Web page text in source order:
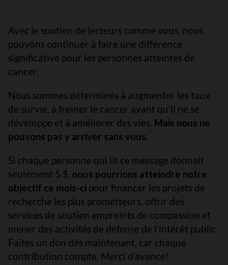
Avec le soutien de lecteurs comme vous, nous
pouvons continuer à faire une différence
significative pour les personnes atteintes de
cancer.
Nous sommes déterminés à augmenter les taux
de survie, à freiner le cancer avant qu’il ne se
développe et à améliorer des vies. Mais nous ne
pouvons pas y arriver sans vous.
Si chaque personne qui lit ce message donnait
seulement 5 $, nous pourrions atteindre notre
objectif ce mois-ci pour financer les projets de
recherche les plus prometteurs, offrir des
services de soutien empreints de compassion et
mener des activités de défense de l’intérêt public.
Faites un don dès maintenant, car chaque
contribution compte. Merci d’avance!